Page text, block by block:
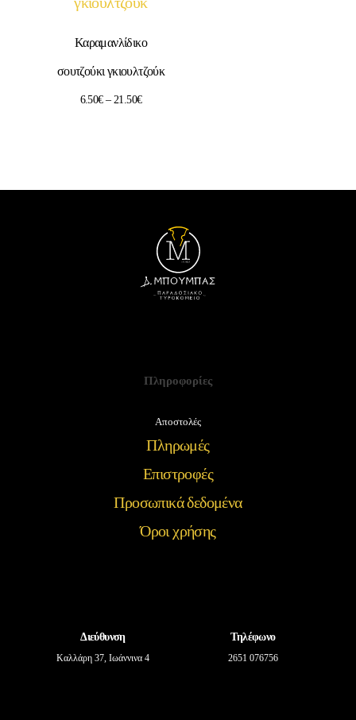
Καραμανλίδικο
σουτζούκι γκιουλτζούκ
6.50€– 21.50€
Πληροφορίες
Αποστολές
Πληρωμές
Επιστροφές
Προσωπικά δεδομένα
Όροι χρήσης
Διεύθυνση
Καλλάρη 37, Ιωάννινα 4
Τηλέφωνο
2651 076756